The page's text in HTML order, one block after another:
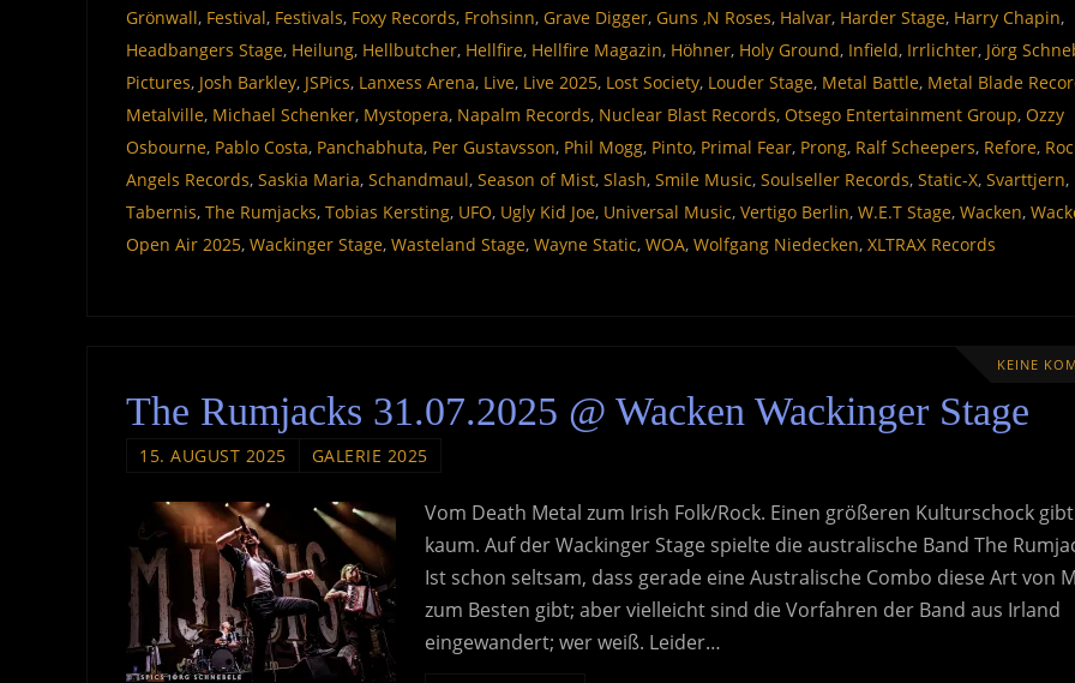
Grönwall, Festival, Festivals, Foxy Records, Frohsinn, Grave Digger, Guns ‚N Roses, Halvar, Harder Stage, Harry Chapin,
Headbangers Stage, Heilung, Hellbutcher, Hellfire, Hellfire Magazin, Höhner, Holy Ground, Infield, Irrlichter, Jörg
Pictures, Josh Barkley, JSPics, Lanxess Arena, Live, Live 2025, Lost Society, Louder Stage, Metal Battle, Metal Blade
Metalville, Michael Schenker, Mystopera, Napalm Records, Nuclear Blast Records, Otsego Entertainment Group, Ozzy
Osbourne, Pablo Costa, Panchabhuta, Per Gustavsson, Phil Mogg, Pinto, Primal Fear, Prong, Ralf Scheepers, Refore,
Angels Records, Saskia Maria, Schandmaul, Season of Mist, Slash, Smile Music, Soulseller Records, Static-X, Svarttjern,
Tabernis, The Rumjacks, Tobias Kersting, UFO, Ugly Kid Joe, Universal Music, Vertigo Berlin, W.E.T Stage, Wacken,
Open Air 2025, Wackinger Stage, Wasteland Stage, Wayne Static, WOA, Wolfgang Niedecken, XLTRAX Records
KEINE
The Rumjacks 31.07.2025 @ Wacken Wackinger Stage
15. AUGUST 2025 GALERIE 2025
Vom Death Metal zum Irish Folk/Rock. Einen größeren Kulturschock
kaum. Auf der Wackinger Stage spielte die australische Band The
Ist schon seltsam, dass gerade eine Australische Combo diese Art von
zum Besten gibt; aber vielleicht sind die Vorfahren der Band aus Irland
eingewandert; wer weiß. Leider…